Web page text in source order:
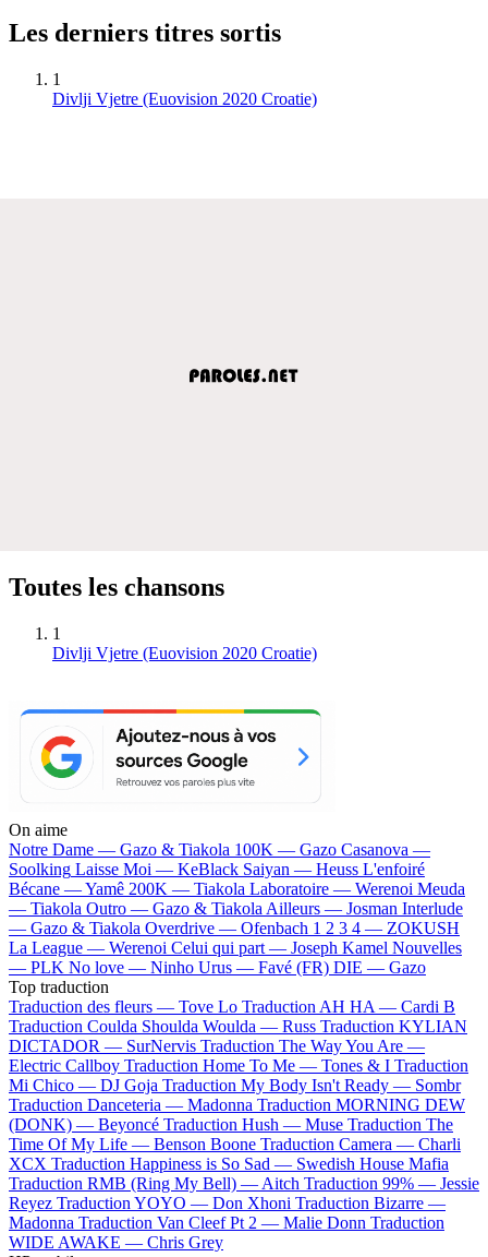
Les derniers titres sortis
1
Divlji Vjetre (Euovision 2020 Croatie)
Toutes les chansons
1
Divlji Vjetre (Euovision 2020 Croatie)
On aime
Notre Dame — Gazo & Tiakola 100K — Gazo Casanova —
Soolking Laisse Moi — KeBlack Saiyan — Heuss L'enfoiré
Bécane —Yamê 200K — Tiakola Laboratoire — Werenoi Meuda
— Tiakola Outro — Gazo & Tiakola Ailleurs — Josman Interlude
— Gazo & Tiakola Overdrive — Ofenbach 1 2 3 4 — ZOKUSH
La League — Werenoi Celui qui part — Joseph Kamel Nouvelles
— PLK No love — Ninho Urus — Favé (FR) DIE — Gazo
Top traduction
Traduction des fleurs — Tove Lo Traduction AH HA — Cardi B
Traduction Coulda Shoulda Woulda — Russ Traduction KYLIAN
DICTADOR — SurNervis Traduction The Way You Are —
Electric Callboy Traduction Home To Me — Tones & I Traduction
Mi Chico — DJ Goja Traduction My Body Isn't Ready — Sombr
Traduction Danceteria — Madonna Traduction MORNING DEW
(DONK) — Beyoncé Traduction Hush — Muse Traduction The
Time Of My Life — Benson Boone Traduction Camera — Charli
XCX Traduction Happiness is So Sad — Swedish House Mafia
Traduction RMB (Ring My Bell) — Aitch Traduction 99% — Jessie
Reyez Traduction YOYO — Don Xhoni Traduction Bizarre —
Madonna Traduction Van Cleef Pt 2 — Malie Donn Traduction
WIDE AWAKE — Chris Grey